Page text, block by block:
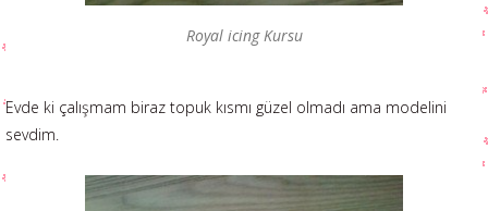
Royal icing Kursu
Evde ki çalışmam biraz topuk kısmı güzel olmadı ama modelini
sevdim.